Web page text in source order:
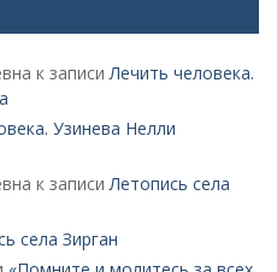
к записиЛечить человека.
Узинева Нелли
к записиЛетопись села
села Зирган